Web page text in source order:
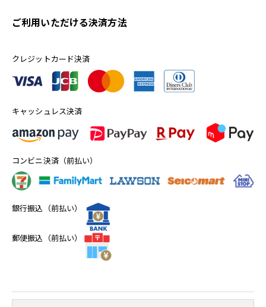
ご利用いただける決済方法
クレジットカード決済
キャッシュレス決済
コンビニ決済（前払い）
銀行振込（前払い）
郵便振込（前払い）